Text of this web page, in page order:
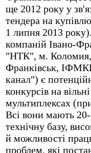
ще 2012 року у
тендера на
1 липня 2013
компаній Івано-
"НТК", м.
Франківськ,
канал") є
конкурсів на
мультиплексах
Всі вони мають
технічну базу,
й можливості
проблем, які